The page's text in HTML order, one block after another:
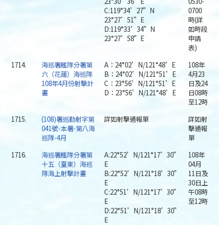
C:119°34’27”N
23°27’51”E
D:119°33’34”N
23°27’58”E
0700
時(詳
如時段
申請
表)
1714.
海巡署艦隊分署第
六（花蓮）海巡隊
108年4月份射擊計
畫
A：24°02’N/121°48’E
B：24°02’N/121°51’E
C：23°56’N/121°51’E
D：23°56’N/121°48’E
108年
4月23
日及24
日08時
至12時
1715.
(108)署巡勤射字第
041號-本署-第八海
巡隊-4月
詳如射擊通報單
詳如射
擊通報
單
1716.
海巡署艦隊分署第
十五（臺東）海巡
隊海上射擊計畫
A:22°52’N/121°17’30”
E
B:22°52’N/121°18’30”
E
C:22°51’N/121°17’30”
E
D:22°51’N/121°18’30”
E
108年
04月
11日及
30日上
午08時
至12時